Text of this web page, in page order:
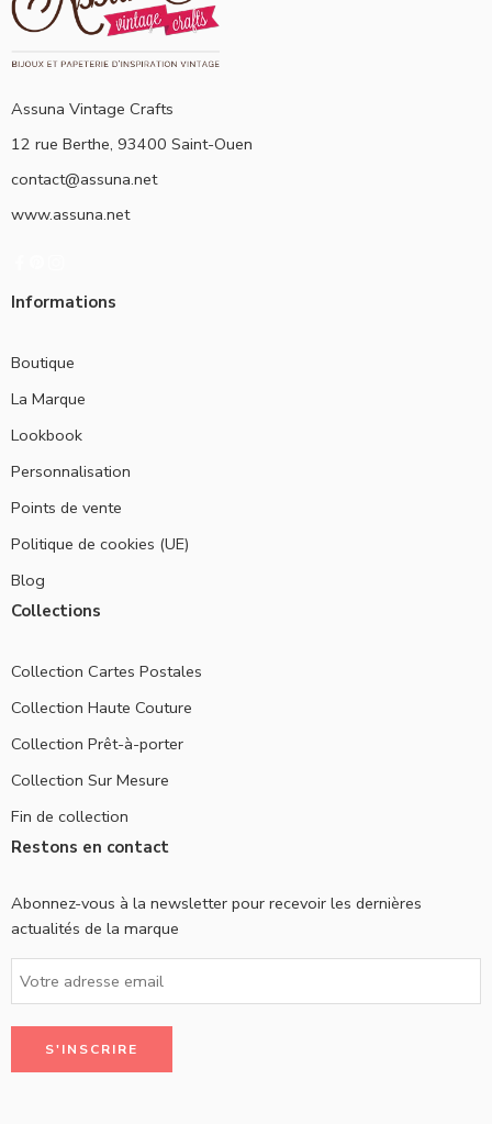
Assuna Vintage Crafts
12 rue Berthe, 93400 Saint-Ouen
contact@assuna.net
www.assuna.net
Informations
Boutique
La Marque
Lookbook
Personnalisation
Points de vente
Politique de cookies (UE)
Blog
Collections
Collection Cartes Postales
Collection Haute Couture
Collection Prêt-à-porter
Collection Sur Mesure
Fin de collection
Restons en contact
Abonnez-vous à la newsletter pour recevoir les dernières
actualités de la marque